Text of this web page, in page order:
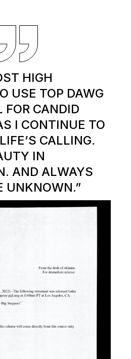
HIGH
USE TOP DAWG
FOR CANDID
I CONTINUE TO
CALLING.
IN
AND ALWAYS
UNKNOWN.”